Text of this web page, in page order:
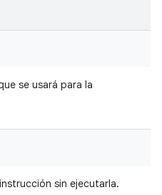
se usará para la
sin ejecutarla.